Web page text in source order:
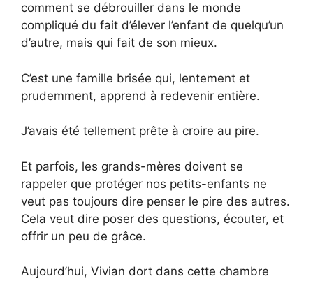
comment se débrouiller dans le monde
compliqué du fait d’élever l’enfant de quelqu’un
d’autre, mais qui fait de son mieux.
C’est une famille brisée qui, lentement et
prudemment, apprend à redevenir entière.
J’avais été tellement prête à croire au pire.
Et parfois, les grands-mères doivent se
rappeler que protéger nos petits-enfants ne
veut pas toujours dire penser le pire des autres.
Cela veut dire poser des questions, écouter, et
offrir un peu de grâce.
Aujourd’hui, Vivian dort dans cette chambre